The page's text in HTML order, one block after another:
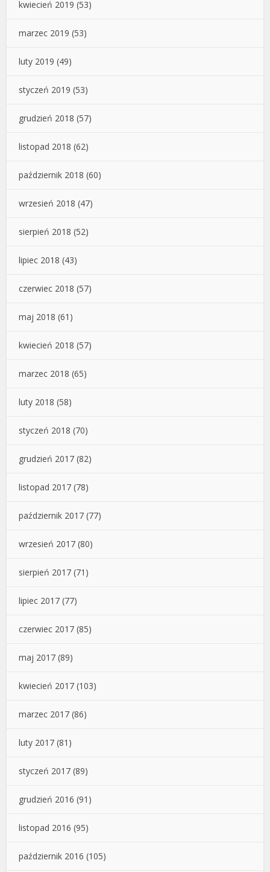
kwiecień 2019 (53)
marzec 2019 (53)
luty 2019 (49)
styczeń 2019 (53)
grudzień 2018 (57)
listopad 2018 (62)
październik 2018 (60)
wrzesień 2018 (47)
sierpień 2018 (52)
lipiec 2018 (43)
czerwiec 2018 (57)
maj 2018 (61)
kwiecień 2018 (57)
marzec 2018 (65)
luty 2018 (58)
styczeń 2018 (70)
grudzień 2017 (82)
listopad 2017 (78)
październik 2017 (77)
wrzesień 2017 (80)
sierpień 2017 (71)
lipiec 2017 (77)
czerwiec 2017 (85)
maj 2017 (89)
kwiecień 2017 (103)
marzec 2017 (86)
luty 2017 (81)
styczeń 2017 (89)
grudzień 2016 (91)
listopad 2016 (95)
październik 2016 (105)